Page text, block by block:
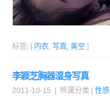
标签: [ 内衣, 写真, 美空 ]
李颖芝胸器湿身写真
2011-10-15 | 所属分类 [ 性感